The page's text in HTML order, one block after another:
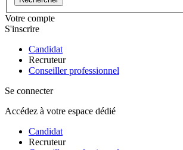
Votre compte
S'inscrire
Candidat
Recruteur
Conseiller professionnel
Se connecter
Accédez à votre espace dédié
Candidat
Recruteur